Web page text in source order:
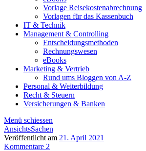
Vorlage Reisekostenabrechnung
Vorlagen für das Kassenbuch
IT & Technik
Management & Controlling
Entscheidungsmethoden
Rechnungswesen
eBooks
Marketing & Vertrieb
Rund ums Bloggen von A-Z
Personal & Weiterbildung
Recht & Steuern
Versicherungen & Banken
Menü schiessen
AnsichtsSachen
Veröffentlicht am 21. April 2021
Kommentare 2